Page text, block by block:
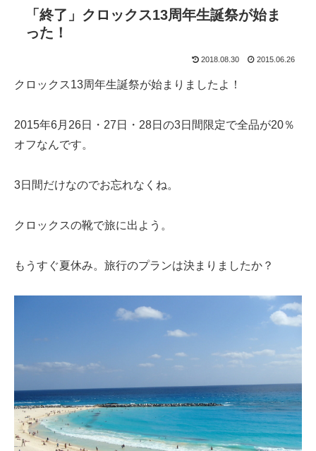
「終了」クロックス13周年生誕祭が始ま
った！
2018.08.30 2015.06.26
クロックス13周年生誕祭が始まりましたよ！
2015年6月26日・27日・28日の3日間限定で全品が20％
オフなんです。
3日間だけなのでお忘れなくね。
クロックスの靴で旅に出よう。
もうすぐ夏休み。旅行のプランは決まりましたか？